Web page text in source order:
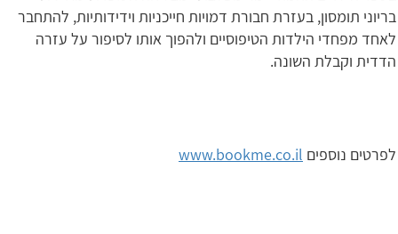
בריוני תומסון, בעזרת חבורת דמויות חייכניות וידידותיות, להתחבר
לאחד מפחדי הילדות הטיפוסיים ולהפוך אותו לסיפור על עזרה
הדדית וקבלת השונה.
לפרטים נוספים www.bookme.co.il